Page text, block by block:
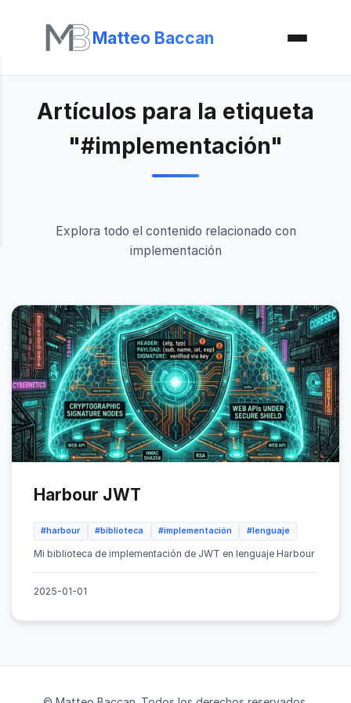
Matteo Baccan
Artículos para la etiqueta
"#implementación"
Explora todo el contenido relacionado con
implementación
Harbour JWT
#harbour #biblioteca #implementación #lenguaje
Mi biblioteca de implementación de JWT en lenguaje Harbour
2025-01-01